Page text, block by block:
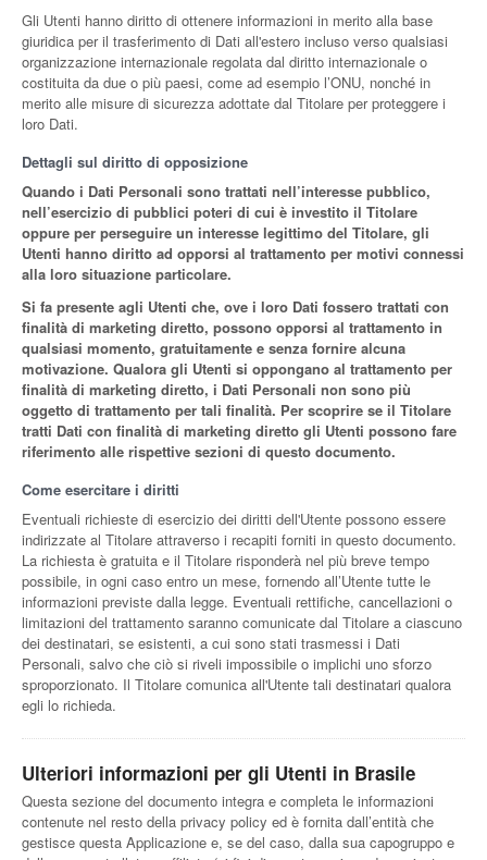
Gli Utenti hanno diritto di ottenere informazioni in merito alla base
giuridica per il trasferimento di Dati all'estero incluso verso qualsiasi
organizzazione internazionale regolata dal diritto internazionale o
costituita da due o più paesi, come ad esempio l’ONU, nonché in
merito alle misure di sicurezza adottate dal Titolare per proteggere i
loro Dati.
Dettagli sul diritto di opposizione
Quando i Dati Personali sono trattati nell’interesse pubblico,
nell’esercizio di pubblici poteri di cui è investito il Titolare
oppure per perseguire un interesse legittimo del Titolare, gli
Utenti hanno diritto ad opporsi al trattamento per motivi connessi
alla loro situazione particolare.
Si fa presente agli Utenti che, ove i loro Dati fossero trattati con
finalità di marketing diretto, possono opporsi al trattamento in
qualsiasi momento, gratuitamente e senza fornire alcuna
motivazione. Qualora gli Utenti si oppongano al trattamento per
finalità di marketing diretto, i Dati Personali non sono più
oggetto di trattamento per tali finalità. Per scoprire se il Titolare
tratti Dati con finalità di marketing diretto gli Utenti possono fare
riferimento alle rispettive sezioni di questo documento.
Come esercitare i diritti
Eventuali richieste di esercizio dei diritti dell'Utente possono essere
indirizzate al Titolare attraverso i recapiti forniti in questo documento.
La richiesta è gratuita e il Titolare risponderà nel più breve tempo
possibile, in ogni caso entro un mese, fornendo all’Utente tutte le
informazioni previste dalla legge. Eventuali rettifiche, cancellazioni o
limitazioni del trattamento saranno comunicate dal Titolare a ciascuno
dei destinatari, se esistenti, a cui sono stati trasmessi i Dati
Personali, salvo che ciò si riveli impossibile o implichi uno sforzo
sproporzionato. Il Titolare comunica all'Utente tali destinatari qualora
egli lo richieda.
Ulteriori informazioni per gli Utenti in Brasile
Questa sezione del documento integra e completa le informazioni
contenute nel resto della privacy policy ed è fornita dall’entità che
gestisce questa Applicazione e, se del caso, dalla sua capogruppo e